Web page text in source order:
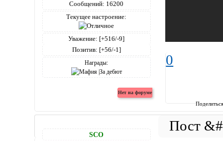
Сообщений: 16200
Текущее настроение:
Уважение: [+516/-9]
Позитив: [+56/-1]
Награды: 0
SCO